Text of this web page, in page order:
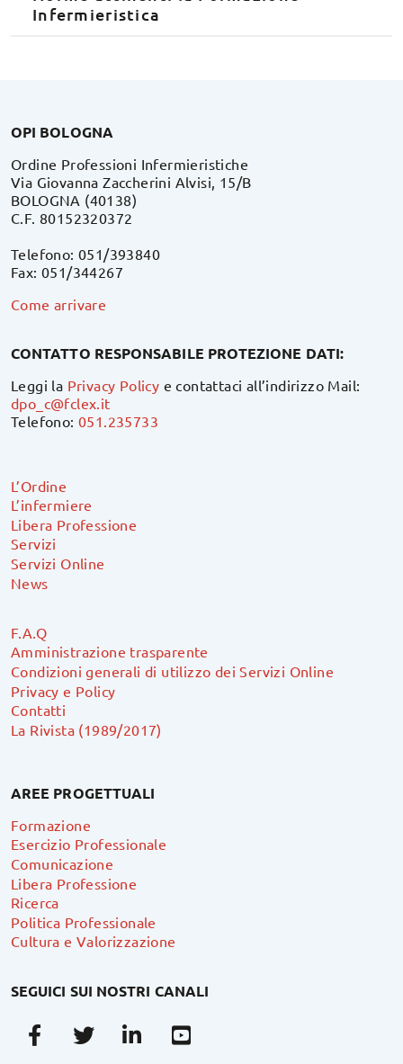
Infermieristica
OPI BOLOGNA
Ordine Professioni Infermieristiche
Via Giovanna Zaccherini Alvisi, 15/B
BOLOGNA (40138)
C.F. 80152320372
Telefono: 051/393840
Fax: 051/344267
Come arrivare
CONTATTO RESPONSABILE PROTEZIONE DATI:
Leggi la Privacy Policy e contattaci all’indirizzo Mail:
dpo_c@fclex.it
Telefono:051.235733
L’Ordine
L’infermiere
Libera Professione
Servizi
Servizi Online
News
F.A.Q
Amministrazione trasparente
Condizioni generali di utilizzo dei Servizi Online
Privacy e Policy
Contatti
La Rivista (1989/2017)
AREE PROGETTUALI
Formazione
Esercizio Professionale
Comunicazione
Libera Professione
Ricerca
Politica Professionale
Cultura e Valorizzazione
SEGUICI SUI NOSTRI CANALI
FacebookTwitterLinkedin